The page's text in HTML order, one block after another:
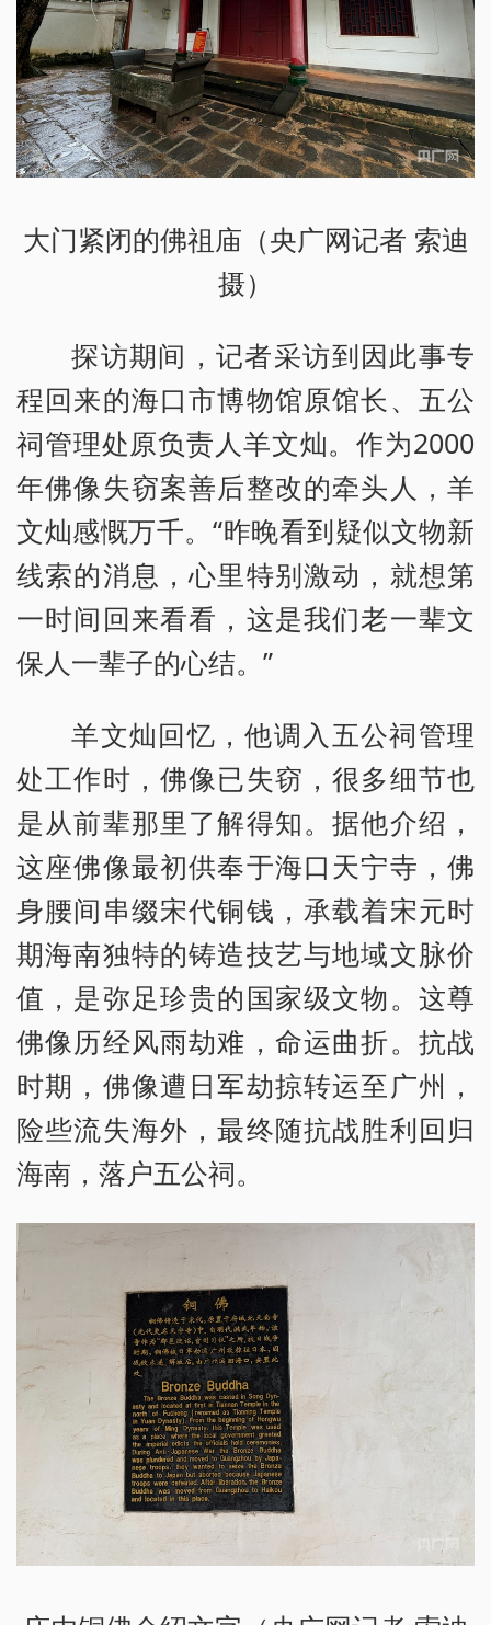
大门紧闭的佛祖庙（央广网记者 索迪
摄）
探访期间，记者采访到因此事专
程回来的海口市博物馆原馆长、五公
祠管理处原负责人羊文灿。作为2000
年佛像失窃案善后整改的牵头人，羊
文灿感慨万千。“昨晚看到疑似文物新
线索的消息，心里特别激动，就想第
一时间回来看看，这是我们老一辈文
保人一辈子的心结。”
羊文灿回忆，他调入五公祠管理
处工作时，佛像已失窃，很多细节也
是从前辈那里了解得知。据他介绍，
这座佛像最初供奉于海口天宁寺，佛
身腰间串缀宋代铜钱，承载着宋元时
期海南独特的铸造技艺与地域文脉价
值，是弥足珍贵的国家级文物。这尊
佛像历经风雨劫难，命运曲折。抗战
时期，佛像遭日军劫掠转运至广州，
险些流失海外，最终随抗战胜利回归
海南，落户五公祠。